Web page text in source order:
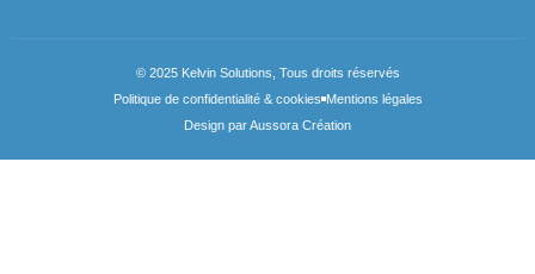
© 2025 Kelvin Solutions, Tous droits réservés
Politique de confidentialité & cookies Mentions légales
Design par Aussora Création